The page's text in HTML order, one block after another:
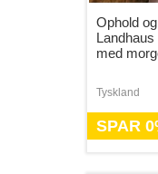
Ophold
med
Tyskland
SPAR